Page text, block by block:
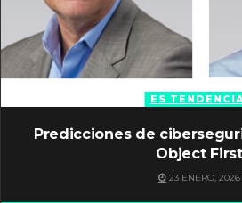
ES
Predicciones de
Object First
23 ENERO, 2026